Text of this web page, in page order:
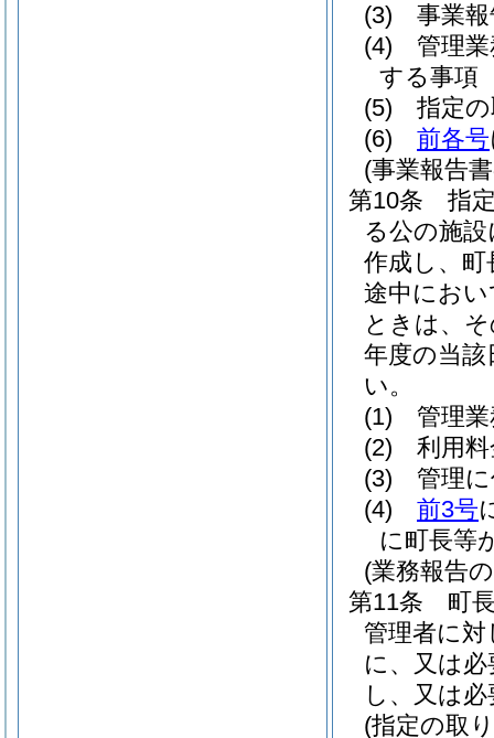
(3)
事業
(4)
管理
する事項
(5)
指定
(6)
前各号
(事業報告
第10条
指
る公の施
作成し、
途中におい
ときは、
年度の当
い。
(1)
管理
(2)
利用
(3)
管理
(4)
前3号
に町長等
(業務報告
第11条
町
管理者に
に、又は
し、又は
(指定の取